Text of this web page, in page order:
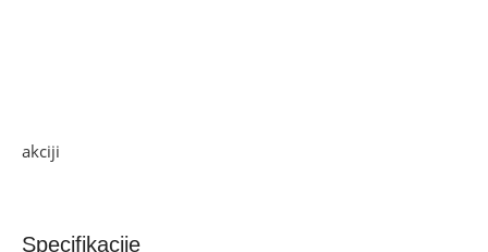
akciji
Specifikacije